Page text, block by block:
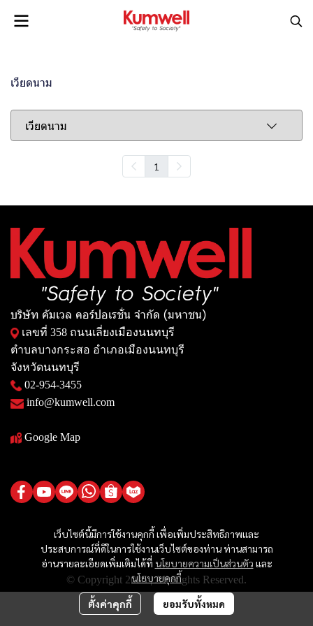
เวียดนาม
เวียดนาม
1
เว็บไซต์นี้มีการใช้งานคุกกี้ เพื่อเพิ่มประสิทธิภาพและ
ประสบการณ์ที่ดีในการใช้งานเว็บไซต์ของท่าน ท่านสามารถ
อ่านรายละเอียดเพิ่มเติมได้ที่ นโยบายความเป็นส่วนตัว และ
นโยบายคุกกี้
ตั้งค่าคุกกี้ ยอมรับทั้งหมด
บริษัท คัมเวล คอร์ปอเรชั่น จำกัด (มหาชน)
เลขที่ 358 ถนนเลี่ยงเมืองนนทบุรี
ตำบลบางกระสอ อำเภอเมืองนนทบุรี
จังหวัดนนทบุรี
02-954-3455
info@kumwell.com
Google Map
© Copyright 2025 | All Rights Reserved.